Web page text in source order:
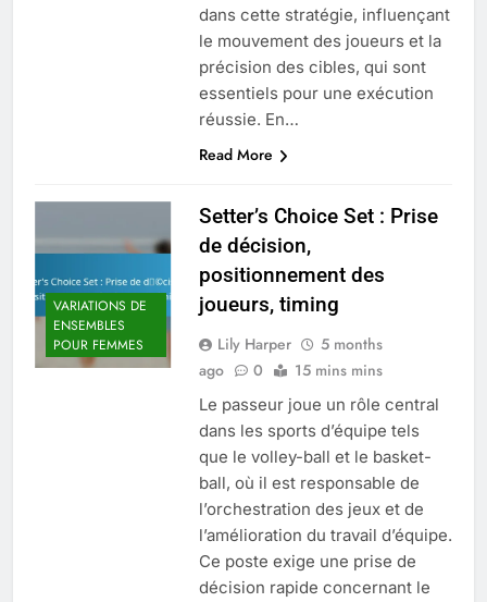
dans cette stratégie, influençant
le mouvement des joueurs et la
précision des cibles, qui sont
essentiels pour une exécution
réussie. En…
Read More
VARIATIONS DE
ENSEMBLES
POUR FEMMES
Setter’s Choice Set : Prise
de décision,
positionnement des
joueurs, timing
Lily Harper
5 months
ago
0 15 mins mins
Le passeur joue un rôle central
dans les sports d’équipe tels
que le volley-ball et le basket-
ball, où il est responsable de
l’orchestration des jeux et de
l’amélioration du travail d’équipe.
Ce poste exige une prise de
décision rapide concernant le